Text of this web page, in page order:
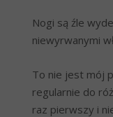
Nogi są źle
niewyrwanymi
To nie jest mój
regularnie do
raz pierwszy i